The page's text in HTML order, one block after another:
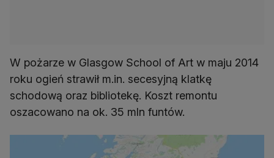
W pożarze w Glasgow School of Art w maju 2014
roku ogień strawił m.in. secesyjną klatkę
schodową oraz bibliotekę. Koszt remontu
oszacowano na ok. 35 mln funtów.